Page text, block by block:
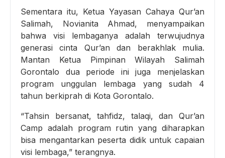
Sementara itu, Ketua Yayasan Cahaya Qur’an
Salimah, Novianita Ahmad, menyampaikan
bahwa visi lembaganya adalah terwujudnya
generasi cinta Qur’an dan berakhlak mulia.
Mantan Ketua Pimpinan Wilayah Salimah
Gorontalo dua periode ini juga menjelaskan
program unggulan lembaga yang sudah 4
tahun berkiprah di Kota Gorontalo.
“Tahsin bersanat, tahfidz, talaqi, dan Qur’an
Camp adalah program rutin yang diharapkan
bisa mengantarkan peserta didik untuk capaian
visi lembaga,” terangnya.